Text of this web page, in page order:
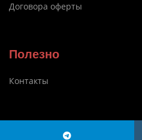
Договора оферты
Полезно
Контакты